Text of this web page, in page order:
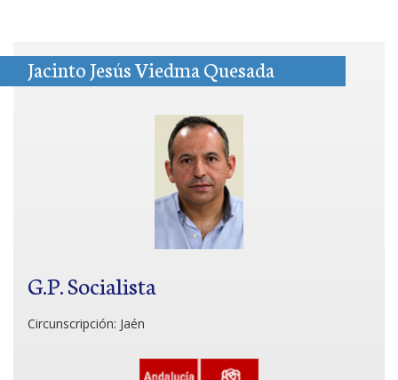
Jacinto Jesús Viedma Quesada
G.P. Socialista
Circunscripción: Jaén